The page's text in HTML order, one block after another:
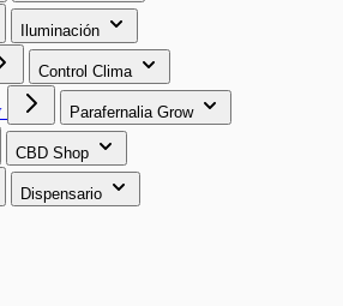
Iluminación
Control Clima
Parafernalia Grow
CBD Shop
Dispensario